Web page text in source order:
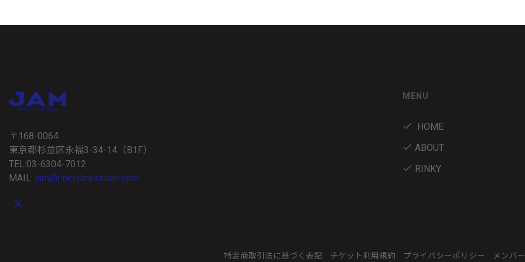
〒168-0064
東京都杉並区永福3-34-14（B1F）
TEL:03-6304-7012
MAIL: jam@rinkydinkstudio.com
MENU
HOME
ABOUT
RINKY
特定商取引法に基づく表記 チケット利用規約 プライバシーポリシー メンバ